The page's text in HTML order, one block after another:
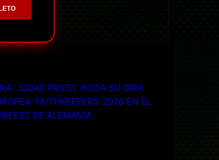
JUDAS PRIEST INICIA SU GIRA
‘FAITHKEEPERS’ 2026 EN EL
DE ALEMANIA.